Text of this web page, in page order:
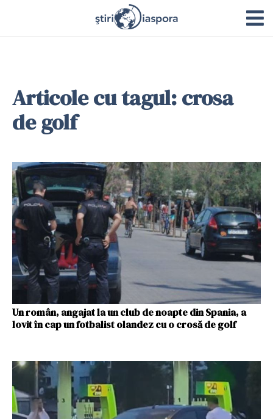
Articole cu tagul: crosa
de golf
Un român, angajat la un club de noapte din Spania, a
lovit în cap un fotbalist olandez cu o crosă de golf